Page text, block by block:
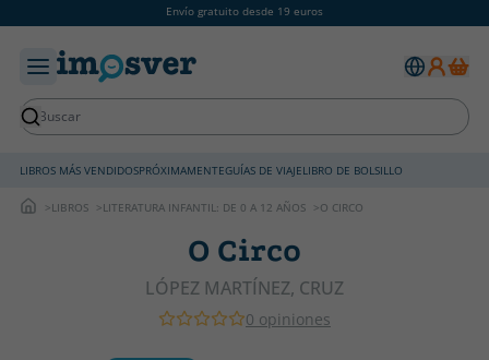
Envío gratuito desde 19 euros
LIBROS MÁS VENDIDOSPRÓXIMAMENTEGUÍAS DE VIAJELIBRO DE BOLSILLO
LIBROS LITERATURA INFANTIL: DE 0 A 12 AÑOS O CIRCO
O Circo
LÓPEZ MARTÍNEZ, CRUZ
0 opiniones